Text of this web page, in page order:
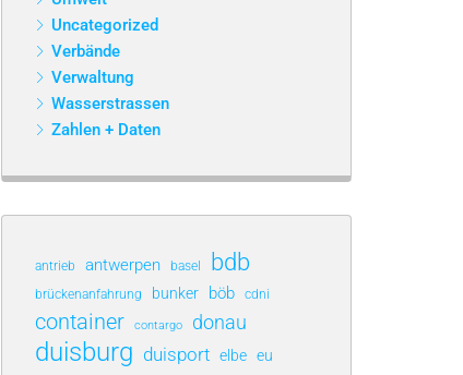
Uncategorized
Verbände
Verwaltung
Wasserstrassen
Zahlen + Daten
antrieb antwerpen basel bdb
brückenanfahrung bunker böb cdni
container contargo donau
duisburg duisport elbe eu